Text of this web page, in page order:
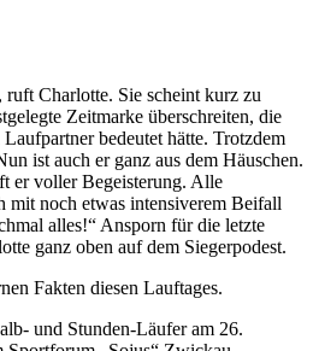
Charlotte. Sie scheint kurz zu
Zeitmarke überschreiten, die
bedeutet hätte. Trotzdem
ist auch er ganz aus dem Häuschen.
er voller Begeisterung. Alle
mit noch etwas intensiverem Beifall
alles!“ Ansporn für die letzte
ganz oben auf dem Siegerpodest.
Fakten diesen Lauftages.
und Stunden-Läufer am 26.